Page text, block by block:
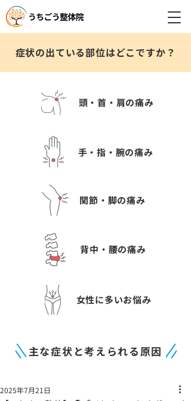
症状の出ている部位はどこですか？
頭・首・肩の痛み
手・指・腕の痛み
関節・脚の痛み
背中・腰の痛み
女性に多いお悩み
主な症状と考えられる原因
2025年7月21日